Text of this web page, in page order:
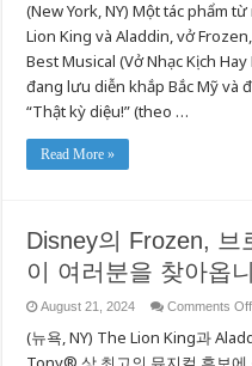
(New York, NY) Một tác phẩm
Lion King và Aladdin, vở
Best Musical (Vở Nhạc Kịch
đang lưu diễn khắp Bắc Mỹ và
“Thật kỳ diệu!” (theo …
Read More »
Disney의 Frozen, 브
이 여러분을 찾아옵
August 21, 2024 Comments Off
(뉴욕, NY) The Lion King과